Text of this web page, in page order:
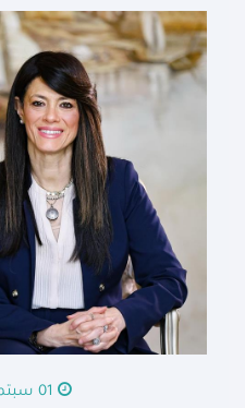
01 سبتمبر 2025